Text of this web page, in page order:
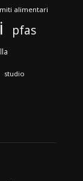
miti alimentari
pfas
studio